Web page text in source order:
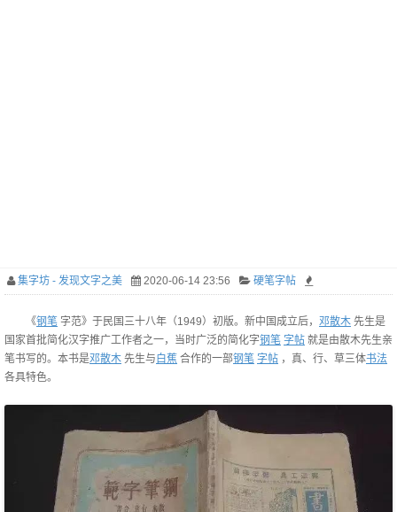
集字坊 - 发现文字之美 2020-06-14 23:56 硬笔字帖
《钢笔 字范》于民国三十八年（1949）初版。新中国成立后， 邓散木 先生是
国家首批简化汉字推广工作者之一，当时广泛的简化字钢笔 字帖 就是由散木先生亲
笔书写的。本书是邓散木 先生与 白蕉 合作的一部钢笔 字帖 ，真、行、草三体书法
各具特色。